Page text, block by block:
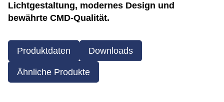
Lichtgestaltung, modernes Design und
bewährte CMD-Qualität.
Produktdaten Downloads
Ähnliche Produkte